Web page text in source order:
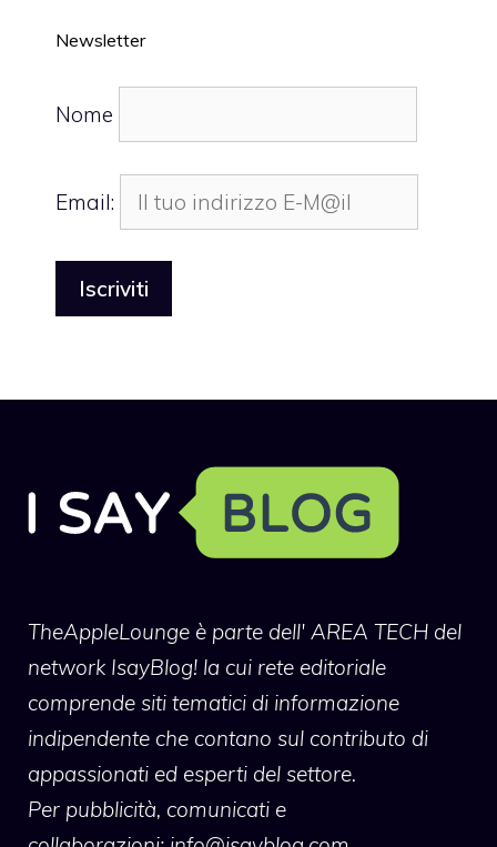
Newsletter
Nome
Email:
TheAppleLounge è parte dell' AREA TECH del
network IsayBlog! la cui rete editoriale
comprende siti tematici di informazione
indipendente che contano sul contributo di
appassionati ed esperti del settore.
Per pubblicità, comunicati e